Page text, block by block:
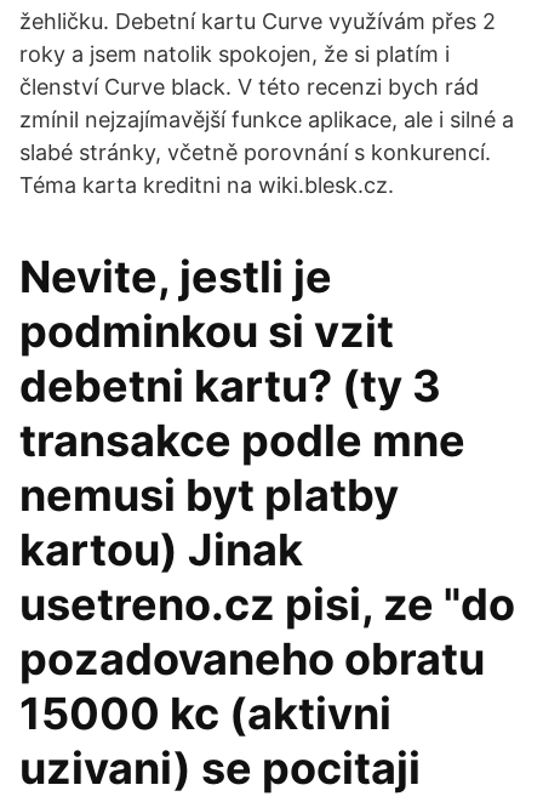
žehličku. Debetní kartu Curve využívám přes 2
roky a jsem natolik spokojen, že si platím i
členství Curve black. V této recenzi bych rád
zmínil nejzajímavější funkce aplikace, ale i silné a
slabé stránky, včetně porovnání s konkurencí.
Téma karta kreditni na wiki.blesk.cz.
Nevite, jestli je
podminkou si vzit
debetni kartu? (ty 3
transakce podle mne
nemusi byt platby
kartou) Jinak
usetreno.cz pisi, ze "do
pozadovaneho obratu
15000 kc (aktivni
uzivani) se pocitaji